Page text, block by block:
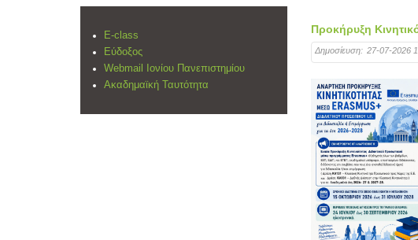
Προκήρυξη
Δημοσίευση: 27-07-2026
E-class
Εύδοξος
Webmail Ιονίου Πανεπιστημίου
Ακαδημαϊκή Ταυτότητα